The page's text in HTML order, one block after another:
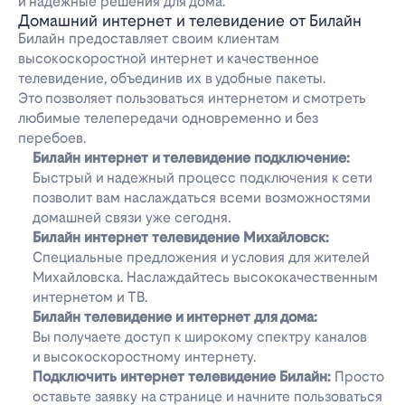
Домашний интернет и телевидение от Билайн
Билайн предоставляет своим клиентам
высокоскоростной интернет и качественное
телевидение, объединив их в удобные пакеты.
Это позволяет пользоваться интернетом и смотреть
любимые телепередачи одновременно и без
перебоев.
Билайн интернет и телевидение подключение:
Быстрый и надежный процесс подключения к сети
позволит вам наслаждаться всеми возможностями
домашней связи уже сегодня.
Билайн интернет телевидение Михайловск:
Специальные предложения и условия для жителей
Михайловска. Наслаждайтесь высококачественным
интернетом и ТВ.
Билайн телевидение и интернет для дома:
Вы получаете доступ к широкому спектру каналов
и высокоскоростному интернету.
Подключить интернет телевидение Билайн: Просто
оставьте заявку на странице и начните пользоваться